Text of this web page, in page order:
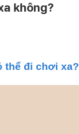
không?
thể đi chơi xa?